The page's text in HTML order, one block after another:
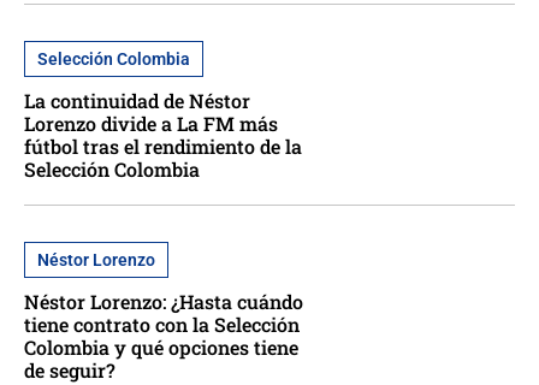
Selección Colombia
La continuidad de Néstor
Lorenzo divide a La FM más
fútbol tras el rendimiento de la
Selección Colombia
Néstor Lorenzo
Néstor Lorenzo: ¿Hasta cuándo
tiene contrato con la Selección
Colombia y qué opciones tiene
de seguir?